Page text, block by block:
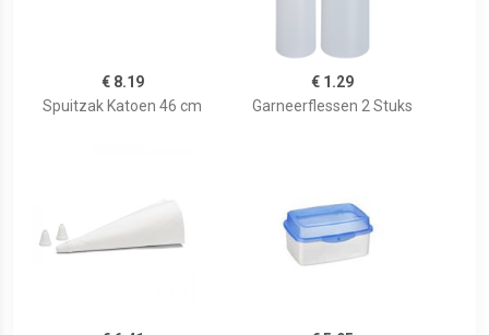
€ 8.19
Spuitzak Katoen 46 cm
€ 1.29
Garneerflessen 2 Stuks